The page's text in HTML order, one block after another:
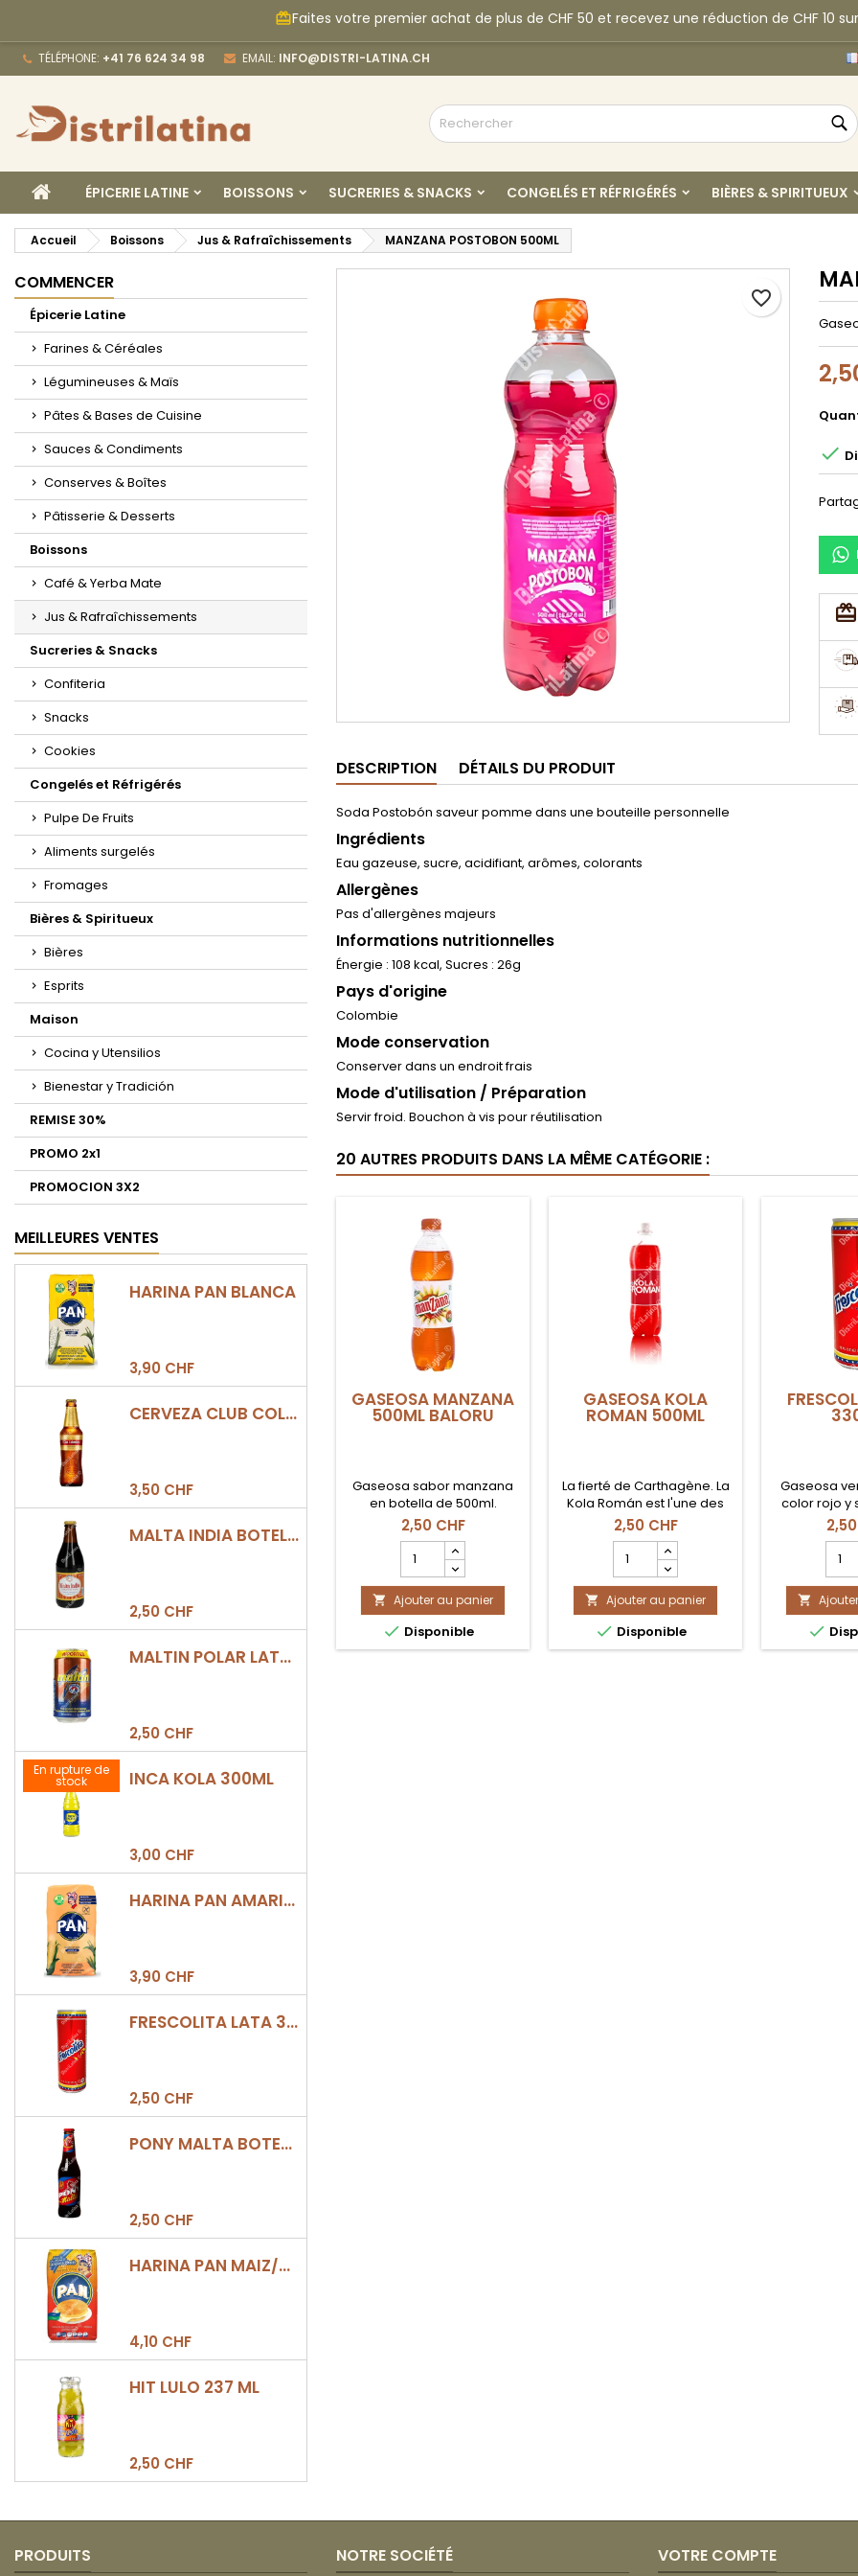
card_giftcardFaites votre premier achat de plus de CHF 50 et recevez une réduction de CHF 10
TÉLÉPHONE: +41 76 624 34 98 EMAIL: INFO@DISTRI-LATINA.CH
ACCUEILÉPICERIE LATINE BOISSONS SUCRERIES & SNACKS CONGELÉS ET RÉFRIGÉRÉS BIÈRES & SPIRITUEUX
Accueil Boissons Jus & Rafraîchissements MANZANA POSTOBON 500ML
COMMENCER
Épicerie Latine
Farines & Céréales
Légumineuses & Maïs
Pâtes & Bases de Cuisine
Sauces & Condiments
Conserves & Boîtes
Pâtisserie & Desserts
Boissons
Café & Yerba Mate
Jus & Rafraîchissements
Sucreries & Snacks
Confiteria
Snacks
Cookies
Congelés et Réfrigérés
Pulpe De Fruits
Aliments surgelés
Fromages
Bières & Spiritueux
Bières
Esprits
Maison
Cocina y Utensilios
Bienestar y Tradición
REMISE 30%
PROMO 2x1
PROMOCION 3X2
MEILLEURES VENTES
HARINA PAN BLANCA
3,90 CHF
CERVEZA CLUB COLOMBIA DORADA BOTELLA 330ML
3,50 CHF
MALTA INDIA BOTELLA 355ML
2,50 CHF
MALTIN POLAR LATA 330ML
2,50 CHF
En rupture de
stock INCA KOLA 300ML
3,00 CHF
HARINA PAN AMARILLA
3,90 CHF
FRESCOLITA LATA 330ML
2,50 CHF
PONY MALTA BOTELLA 330ML
2,50 CHF
HARINA PAN MAIZ/DULCE 500GR
4,10 CHF
HIT LULO 237 ML
2,50 CHF
favorite_border

DESCRIPTION DÉTAILS DU PRODUIT
Soda Postobón saveur pomme dans une bouteille personnelle
Ingrédients
Eau gazeuse, sucre, acidifiant, arômes, colorants
Allergènes
Pas d'allergènes majeurs
Informations nutritionnelles
Énergie : 108 kcal, Sucres : 26g
Pays d'origine
Colombie
Mode conservation
Conserver dans un endroit frais
Mode d'utilisation / Préparation
Servir froid. Bouchon à vis pour réutilisation
20 AUTRES PRODUITS DANS LA MÊME CATÉGORIE :
GASEOSA MANZANA
500ML BALORU
Gaseosa sabor manzana
en botella de 500ml.
2,50 CHF
quantité
du
produit
GASEOSA
MANZANA
500ML
 Ajouter au panier
 Disponible
GASEOSA KOLA
ROMAN 500ML
La fierté de Carthagène. La
Kola Román est l'une des
boissons gazeuses les plus
anciennes au monde. Sa
saveur sucrée et vanillée
accompagne parfaitement
les fritures de la côte et les
plats typiques.
2,50 CHF
quantité
du
produit
GASEOSA
KOLA
ROMAN
 Ajouter au panier
 Disponible
Gaseosa
color rojo y
du
LATA


PRODUITS NOTRE SOCIÉTÉ VOTRE COMPTE
My wishlists
Create new list
Créer une liste d'envies
Nom de la liste d'envies
Annuler Créer une liste
Connexion
Vous devez être connecté pour ajouter des produits à votre liste
d'envies.
Annuler